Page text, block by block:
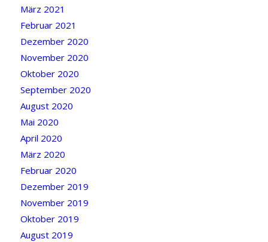
März 2021
Februar 2021
Dezember 2020
November 2020
Oktober 2020
September 2020
August 2020
Mai 2020
April 2020
März 2020
Februar 2020
Dezember 2019
November 2019
Oktober 2019
August 2019